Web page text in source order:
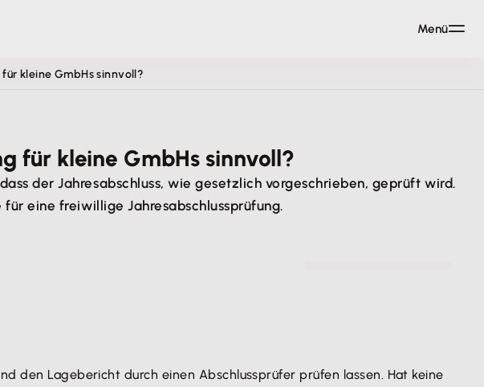
kleine GmbHs sinnvoll?
für kleine GmbHs sinnvoll?
der Jahresabschluss, wie gesetzlich vorgeschrieben, geprüft wird.
eine freiwillige Jahresabschlussprüfung.
den Lagebericht durch einen Abschlussprüfer prüfen lassen. Hat keine
Menü